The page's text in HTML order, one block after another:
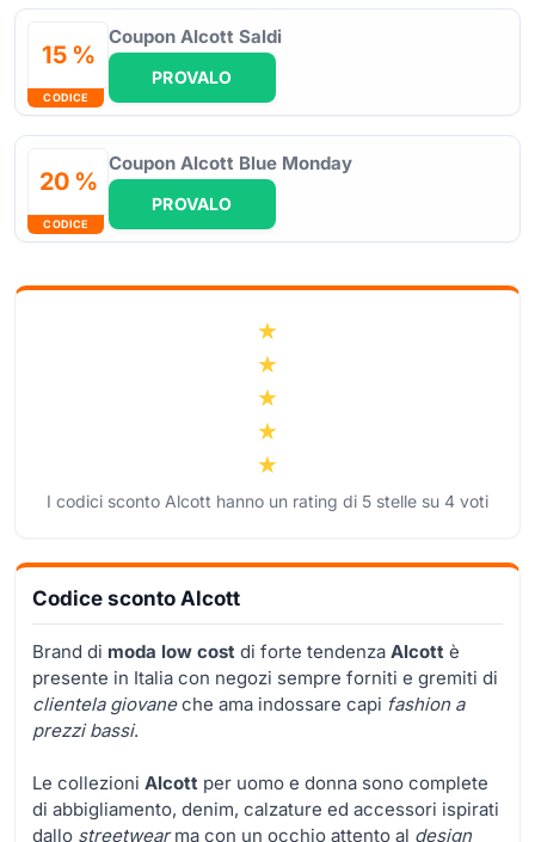
15 %
CODICE
Coupon Alcott Saldi
PROVALO
20 %
CODICE
Coupon Alcott Blue Monday
PROVALO
I codici sconto Alcott hanno un rating di 5 stelle su 4 voti
Codice sconto Alcott
Brand di moda low cost di forte tendenza Alcott è
presente in Italia con negozi sempre forniti e gremiti di
clientela giovaneche ama indossare capi fashion a
prezzi bassi.
Le collezioni Alcott per uomo e donna sono complete
di abbigliamento, denim, calzature ed accessori ispirati
dallo streetwearma con un occhio attento al design